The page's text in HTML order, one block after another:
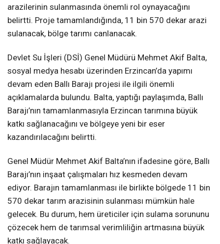
arazilerinin sulanmasında önemli rol oynayacağını
belirtti. Proje tamamlandığında, 11 bin 570 dekar arazi
sulanacak, bölge tarımı canlanacak.
Devlet Su İşleri (DSİ) Genel Müdürü Mehmet Akif Balta,
sosyal medya hesabı üzerinden Erzincan’da yapımı
devam eden Ballı Barajı projesi ile ilgili önemli
açıklamalarda bulundu. Balta, yaptığı paylaşımda, Ballı
Barajı’nın tamamlanmasıyla Erzincan tarımına büyük
katkı sağlanacağını ve bölgeye yeni bir eser
kazandırılacağını belirtti.
Genel Müdür Mehmet Akif Balta’nın ifadesine göre, Ballı
Barajı’nın inşaat çalışmaları hız kesmeden devam
ediyor. Barajın tamamlanması ile birlikte bölgede 11 bin
570 dekar tarım arazisinin sulanması mümkün hale
gelecek. Bu durum, hem üreticiler için sulama sorununu
çözecek hem de tarımsal verimliliğin artmasına büyük
katkı sağlayacak.